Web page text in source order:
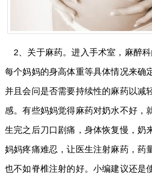
2、关于麻药。进入手术室，麻醉
每个妈妈的身高体重等具体情况来确
并且会问是否需要持续性的麻药以减
感。有些妈妈觉得麻药对奶水不好，
生完之后刀口剧痛，身体恢复慢，奶
妈妈疼痛难忍，让医生注射麻药，药
也不如脊椎注射的好。小编建议还是